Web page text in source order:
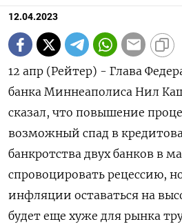
12.04.2023
12 апр (Рейтер) - Глава
банка Миннеаполиса Нил
сказал, что повышение
возможный спад в
банкротства двух банков в
спровоцировать рецессию,
инфляции оставаться на
будет еще хуже для рынка